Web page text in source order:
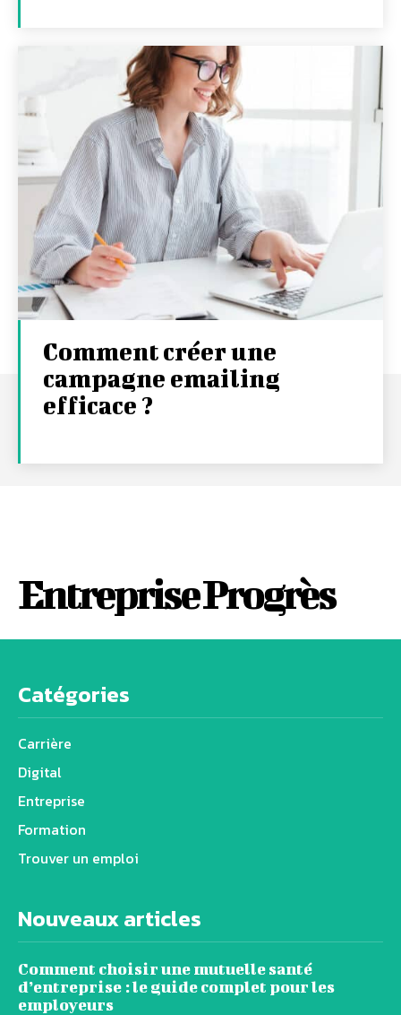
Comment créer une
campagne emailing
efficace ?
Entreprise Progrès
Catégories
Carrière
Digital
Entreprise
Formation
Trouver un emploi
Nouveaux articles
Comment choisir une mutuelle santé
d’entreprise : le guide complet pour les
employeurs